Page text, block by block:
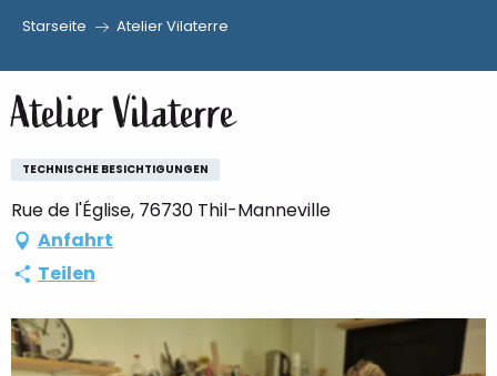
au
contenu
principal
Starseite Atelier Vilaterre
Atelier Vilaterre
TECHNISCHE BESICHTIGUNGEN
Rue de l'Église, 76730 Thil-Manneville
Anfahrt
Teilen